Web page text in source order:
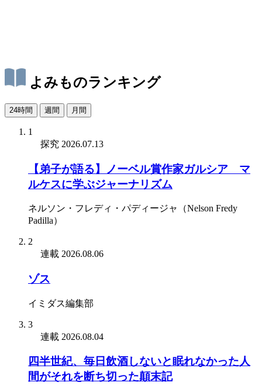
よみものランキング
24時間 週間 月間
1
探究 2026.07.13
【弟子が語る】ノーベル賞作家ガルシア゠マ
ルケスに学ぶジャーナリズム
ネルソン・フレディ・パディージャ（Nelson Fredy
Padilla）
2
連載 2026.08.06
ゾス
イミダス編集部
3
連載 2026.08.04
四半世紀、毎日飲酒しないと眠れなかった人
間がそれを断ち切った顛末記